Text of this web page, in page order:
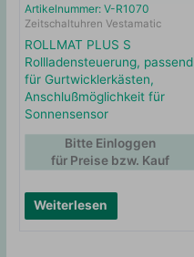
Artikelnummer: V-R1070
Zeitschaltuhren Vestamatic
ROLLMAT PLUS S
Rollladensteuerung, passend
für Gurtwicklerkästen,
Anschlußmöglichkeit für
Sonnensensor
Weiterlesen
Bitte Einloggen
für Preise bzw. Kauf